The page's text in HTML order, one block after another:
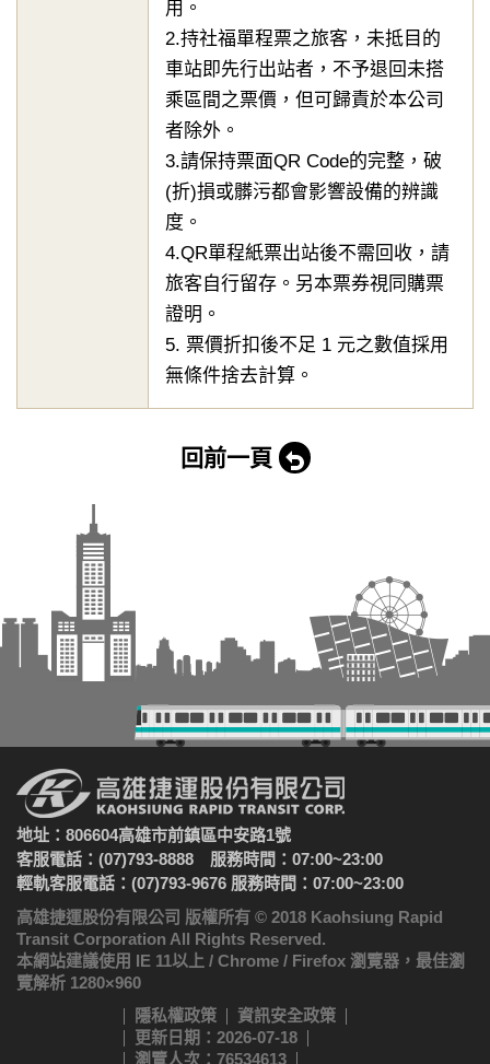
用。
2.持社福單程票之旅客，未抵目的
車站即先行出站者，不予退回未搭
乘區間之票價，但可歸責於本公司
者除外。
3.請保持票面QR Code的完整，破
(折)損或髒污都會影響設備的辨識
度。
4.QR單程紙票出站後不需回收，請
旅客自行留存。另本票券視同購票
證明。
5. 票價折扣後不足 1 元之數值採用
無條件捨去計算。
回前一頁
地址：806604高雄市前鎮區中安路1號
客服電話：(07)793-8888 服務時間：07:00~23:00
輕軌客服電話：(07)793-9676 服務時間：07:00~23:00
高雄捷運股份有限公司 版權所有 © 2018 Kaohsiung Rapid
Transit Corporation All Rights Reserved.
本網站建議使用 IE 11以上 / Chrome / Firefox 瀏覽器，最佳瀏
覽解析 1280×960
隱私權政策
資訊安全政策
更新日期：2026-07-18
瀏覽人次：76534613